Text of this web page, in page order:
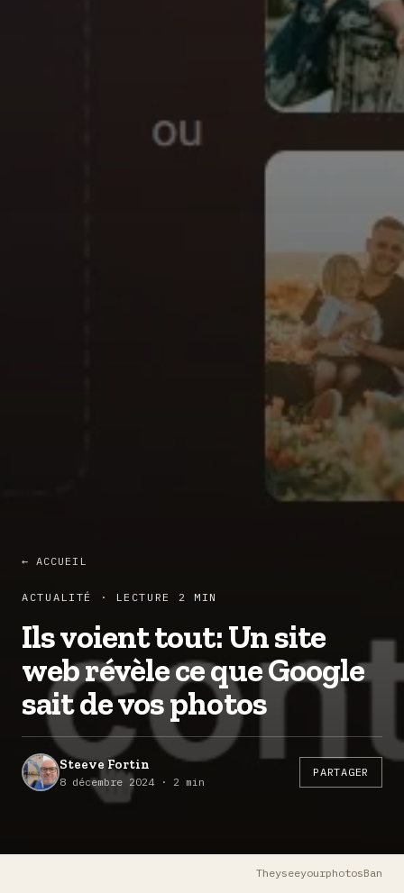
← ACCUEIL
ACTUALITÉ · LECTURE 2 MIN
Ils voient tout: Un site
web révèle ce que Google
sait de vos photos
Steeve Fortin
8 décembre 2024 · 2 min
PARTAGER
TheyseeyourphotosBan